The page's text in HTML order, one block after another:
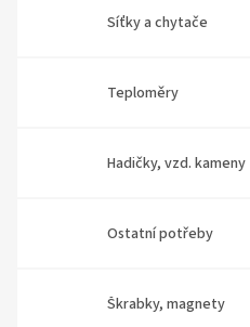
Síťky a chytače
Teploměry
Hadičky, vzd. kameny
Ostatní potřeby
Škrabky, magnety